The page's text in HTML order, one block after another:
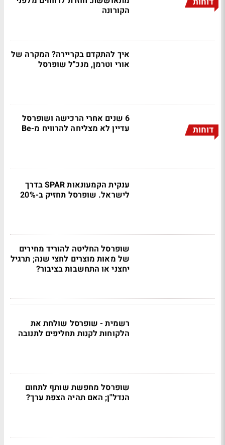
הקורונה
איך להתקדם בקריירה? המקרה של
אורי וטרמן, מנכ"ל שופרסל
דוחות
6 שנים אחרי הרכישה ושופרסל
עדיין לא מצליחה להרוויח מ-Be
ענקית הקמעונאות SPAR בדרך
לישראל. שופרסל תחזיק ב-20%
שופרסל החליטה להוריד מחירים
של מאות מוצרים לחצי שנה; תרגיל
יחצני או התחשבות בציבור?
רשמית - שופרסל שולחת את
הלקוחות לקנות תחליפים לתנובה
שופרסל מחפשת שותף לתחום
הנדל"ן; האם תהיה הצפת ערך?